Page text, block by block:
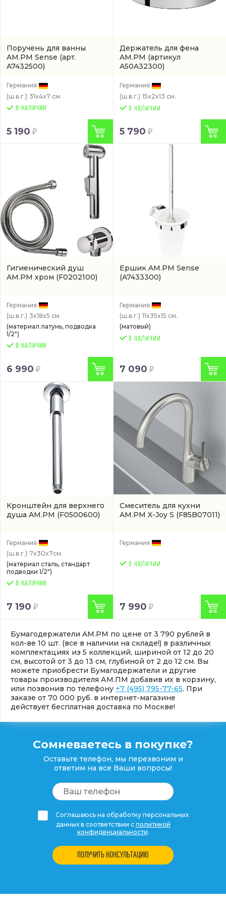
Поручень для ванны
AM.PM Sense (арт.
A7432500)
Германия
(ш.в.г.) 31x4x7 см.
В НАЛИЧИИ
5 190
Держатель для фена
AM.PM (артикул
A50A32300)
Германия
(ш.в.г.) 15x2x13 см.
5 790
Гигиенический душ
AM.PM хром (F0202100)
Германия
(ш.в.г.) 3x18x5 см
(материал латунь, подводка
1/2")
В НАЛИЧИИ
6 990
Ершик AM.PM Sense
(A7433300)
Германия
(ш.в.г.) 11x35x15 см.
(матовый)
7 090
Кронштейн для верхнего
душа AM.PM (F0500600)
Германия
(ш.в.г.) 7x30x7см.
(материал сталь, стандарт
подводки 1/2")
В НАЛИЧИИ
7 190
Смеситель для кухни
AM.PM X-Joy S (F85B07011)
Германия
7 990
Бумагодержатели AM.PM по цене от 3 790 рублей в
кол-ве 10 шт. (все в наличии на складе!) в различных
комплектациях из 5 коллекций, шириной от 12 до 20
см, высотой от 3 до 13 см, глубиной от 2 до 12 см. Вы
можете приобрести Бумагодержатели и другие
товары производителя АМ.ПМ добавив их в корзину,
или позвонив по телефону +7 (495) 795-77-65. При
заказе от 70 000 руб. в интернет-магазине
действует бесплатная доставка по Москве!
Сомневаетесь в покупке?
Оставьте телефон, мы перезвоним и
ответим на все Ваши вопросы!
Соглашаюсь на обработку персональных
данных в соответствии с политикой
конфиденциальности.
ПОЛУЧИТЬ КОНСУЛЬТАЦИЮ